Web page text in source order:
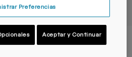
Preferencias
Aceptar y Continuar